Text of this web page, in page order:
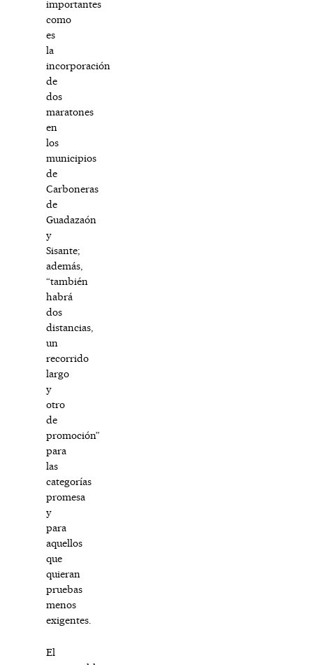
importantes
como
es
la
incorporación
de
dos
maratones
en
los
municipios
de
Carboneras
de
Guadazaón
y
Sisante;
además,
“también
habrá
dos
distancias,
un
recorrido
largo
y
otro
de
promoción”
para
las
categorías
promesa
y
para
aquellos
que
quieran
pruebas
menos
exigentes.
El